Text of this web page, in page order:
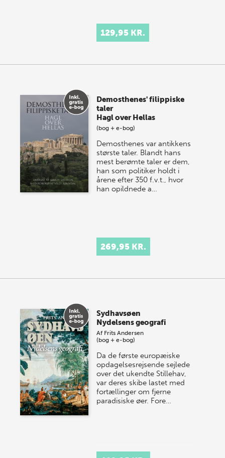
129,95 KR.
Demosthenes' filippiske
taler
Hagl over Hellas
(bog + e-bog)
Demosthenes var antikkens
største taler. Blandt hans
mest berømte taler er dem,
han som politiker holdt i
årene efter 350 f.v.t., hvor
han opildnede a…
269,95 KR.
Sydhavsøen
Nydelsens geografi
Af Frits Andersen
(bog + e-bog)
Da de første europæiske
opdagelsesrejsende sejlede
over det ukendte Stillehav,
var deres skibe lastet med
fortællinger om fjerne
paradisiske øer. Fore…